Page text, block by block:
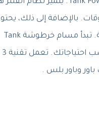
بالإضافة إلى ذلك،
الفلتر على تقنية MicroShield التي تعمل على تصفية الشوائب من خلال ثلاث طبقات متتالية. تبدأ مسام خرطوشة Tank
Power 2 من 5 ميكرون وتضيق إلى 1 ميكرون. يتوفر Tank Power 2 أيضًا بأحجام مختلفة لتناسب احتياجاتك. تعمل تقنية 3
وباور بلس .